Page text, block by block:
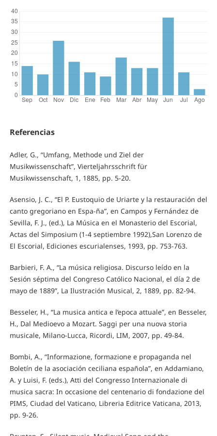
Referencias
Adler, G., “Umfang, Methode und Ziel der
Musikwissenschaft”, Vierteljahrsschrift für
Musikwissenschaft, 1, 1885, pp. 5-20.
Asensio, J. C., “El P. Eustoquio de Uriarte y la restauración del
canto gregoriano en Espa-ña”, en Campos y Fernández de
Sevilla, F. J., (ed.), La Música en el Monasterio del Escorial,
Actas del Simposium (1-4 septiembre 1992),San Lorenzo de
El Escorial, Ediciones escurialenses, 1993, pp. 753-763.
Barbieri, F. A., “La música religiosa. Discurso leído en la
Sesión séptima del Congreso Católico Nacional, el día 2 de
mayo de 1889”, La Ilustración Musical, 2, 1889, pp. 82-94.
Besseler, H., “La musica antica e l’epoca attuale”, en Besseler,
H., Dal Medioevo a Mozart. Saggi per una nuova storia
musicale, Milano-Lucca, Ricordi, LIM, 2007, pp. 49-84.
Bombi, A., “Informazione, formazione e propaganda nel
Boletín de la asociación ceciliana española”, en Addamiano,
A. y Luisi, F. (eds.), Atti del Congresso Internazionale di
musica sacra: In occasione del centenario di fondazione del
PIMS, Ciudad del Vaticano, Libreria Editrice Vaticana, 2013,
pp. 9-26.